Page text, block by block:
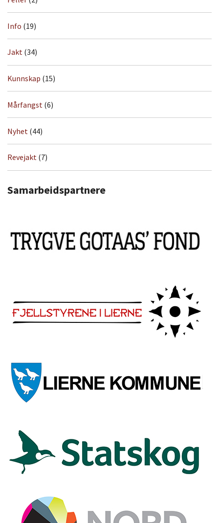
Info (19)
Jakt (34)
Kunnskap (15)
Mårfangst (6)
Nyhet (44)
Revejakt (7)
Samarbeidspartnere